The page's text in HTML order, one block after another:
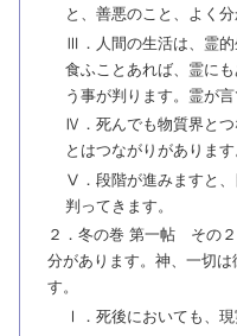
と、善悪のこと、よく分
Ⅲ．人間の生活は、霊
食ふことあれば、霊に
う事が判ります。霊が言
Ⅳ．死んでも物質界と
とはつながりがあります
Ⅴ．段階が進みますと
判ってきます。
２．冬の巻 第一帖 その
分があります。神、一切
す。
Ⅰ．死後においても、現